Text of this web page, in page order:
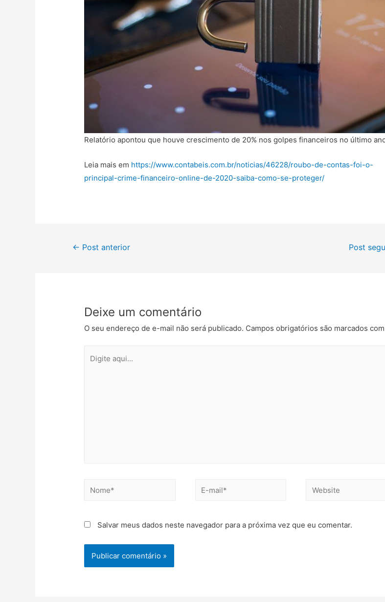
Relatório apontou que houve crescimento de 20% nos golpes financeiros no último
Leia mais em https://www.contabeis.com.br/noticias/46228/roubo-de-contas-foi-o-
principal-crime-financeiro-online-de-2020-saiba-como-se-proteger/
← Post anterior Post
Deixe um comentário
O seu endereço de e-mail não será publicado. Campos obrigatórios são marcados com
Salvar meus dados neste navegador para a próxima vez que eu comentar.